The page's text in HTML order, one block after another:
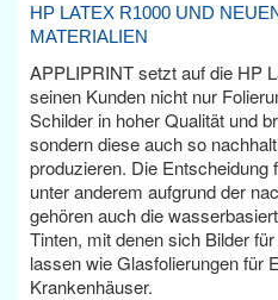
HP LATEX R1000 UND
MATERIALIEN
APPLIPRINT setzt auf die HP
seinen Kunden nicht nur
Schilder in hoher Qualität und
sondern diese auch so
produzieren. Die
unter anderem aufgrund der
gehören auch die
Tinten, mit denen sich Bilder
lassen wie Glasfolierungen für
Krankenhäuser.